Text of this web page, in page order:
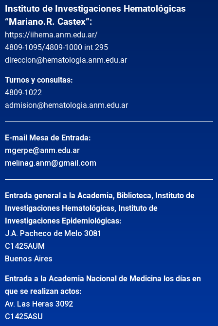
Instituto de Investigaciones Hematológicas
“Mariano.R. Castex”:
https://iihema.anm.edu.ar/
4809-1095/4809-1000 int 295
direccion@hematologia.anm.edu.ar
Turnos y consultas:
4809-1022
admision@hematologia.anm.edu.ar
E-mail Mesa de Entrada:
mgerpe@anm.edu.ar
melinag.anm@gmail.com
Entrada general a la Academia, Biblioteca, Instituto de
Investigaciones Hematológicas, Instituto de
Investigaciones Epidemiológicas:
J.A. Pacheco de Melo 3081
C1425AUM
Buenos Aires
Entrada a la Academia Nacional de Medicina los días en
que se realizan actos:
Av. Las Heras 3092
C1425ASU